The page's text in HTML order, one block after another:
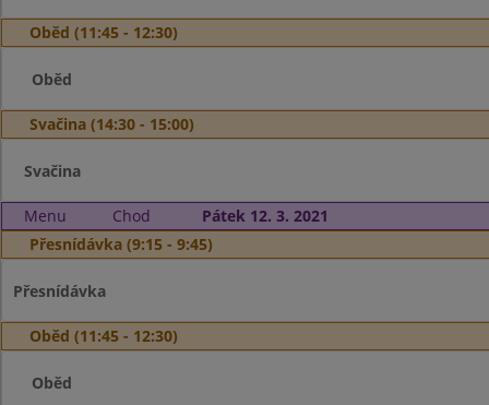
Oběd (11:45 - 12:30)
Oběd
Svačina (14:30 - 15:00)
Svačina
Menu Chod
Pátek 12. 3. 2021
Přesnídávka (9:15 - 9:45)
Přesnídávka
Oběd (11:45 - 12:30)
Oběd